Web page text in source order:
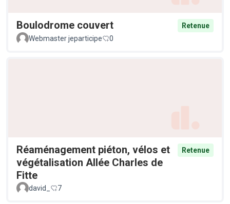
Boulodrome couvert
Retenue
Webmaster jeparticipe
0
Réaménagement piéton, vélos et
végétalisation Allée Charles de
Fitte
Retenue
david_ 7